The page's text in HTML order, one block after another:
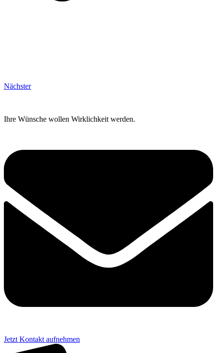
Nächster
Ihre Wünsche wollen Wirklichkeit werden.
Jetzt Kontakt aufnehmen